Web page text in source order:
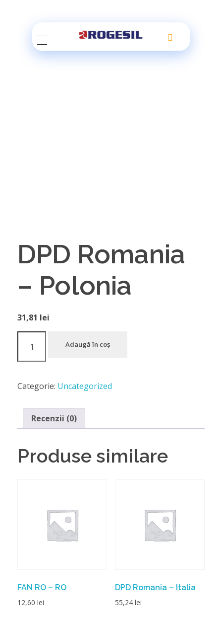
Rogesil
DPD Romania
– Polonia
31,81 lei
Adaugă în coș
Categorie: Uncategorized
Recenzii (0)
Produse similare
FAN RO – RO
12,60 lei
DPD Romania – Italia
55,24 lei